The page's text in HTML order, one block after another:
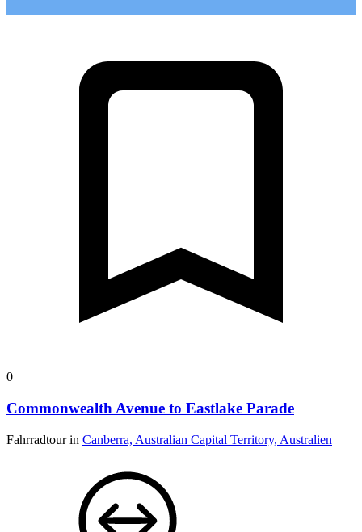
0
Commonwealth Avenue to Eastlake Parade
Fahrradtour in Canberra, Australian Capital Territory, Australien